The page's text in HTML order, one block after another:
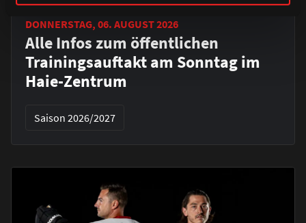
DONNERSTAG, 06. AUGUST 2026
Alle Infos zum öffentlichen
Trainingsauftakt am Sonntag im
Haie-Zentrum
Saison 2026/2027